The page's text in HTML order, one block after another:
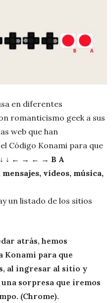
en diferentes
romanticismo geek a sus
web que han
Código Konami para que
↓ ↓ ← → ← → B A
vídeos, música,
un listado de los sitios
atrás, hemos
Konami para que
al ingresar al sitio y
sorpresa que iremos
(Chrome).